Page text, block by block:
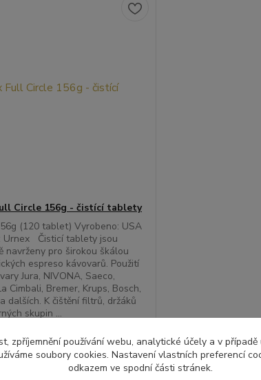
Circle 156g - čistící tablety
(120 tablet) Vyrobeno: USA
Urnex Čisticí tablety jsou
navrženy pro širokou škálou
espreso kávovarů. Použití
Jura, NIVONA, Saeco,
Cimbali, Bremer, Krups, Bosch,
dalších. K čištění filtrů, držáků
skupin ...
Kč/
bez DPH skladem
Přidat do košíku
zpříjemnění používání webu, analytické účely a v
soubory cookies. Nastavení vlastních preferencí
odkazem ve spodní části stránek.